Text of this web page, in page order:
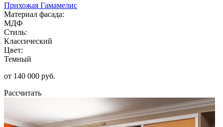
Прихожая Гамамелис
Материал фасада:
МДФ
Стиль:
Классический
Цвет:
Темный
от 140 000 руб.
Рассчитать